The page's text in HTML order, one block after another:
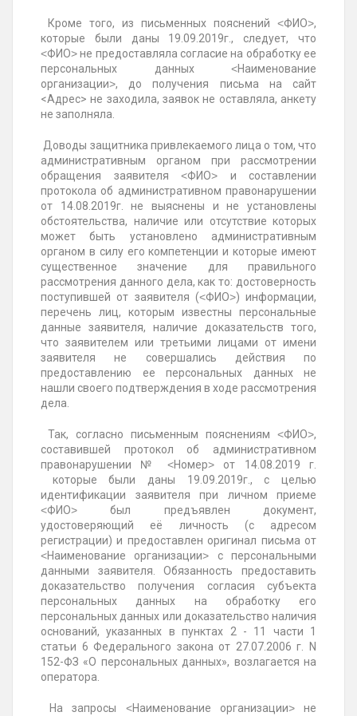
Кроме того, из письменных пояснений ˂ФИО˃,
которые были даны 19.09.2019г., следует, что
˂ФИО˃ не предоставляла согласие на обработку ее
персональных данных ˂Наименование
организации˃, до получения письма на сайт
<Адрес> не заходила, заявок не оставляла, анкету
не заполняла.
Доводы защитника привлекаемого лица о том, что
административным органом при рассмотрении
обращения заявителя ˂ФИО˃ и составлении
протокола об административном правонарушении
от 14.08.2019г. не выяснены и не установлены
обстоятельства, наличие или отсутствие которых
может быть установлено административным
органом в силу его компетенции и которые имеют
существенное значение для правильного
рассмотрения данного дела, как то: достоверность
поступившей от заявителя (˂ФИО˃) информации,
перечень лиц, которым известны персональные
данные заявителя, наличие доказательств того,
что заявителем или третьими лицами от имени
заявителя не совершались действия по
предоставлению ее персональных данных не
нашли своего подтверждения в ходе рассмотрения
дела.
Так, согласно письменным пояснениям ˂ФИО˃,
составившей протокол об административном
правонарушении № ˂Номер˃ от 14.08.2019 г.
которые были даны 19.09.2019г., с целью
идентификации заявителя при личном приеме
˂ФИО˃ был предъявлен документ,
удостоверяющий её личность (с адресом
регистрации) и предоставлен оригинал письма от
˂Наименование организации˃ с персональными
данными заявителя. Обязанность предоставить
доказательство получения согласия субъекта
персональных данных на обработку его
персональных данных или доказательство наличия
оснований, указанных в пунктах 2 - 11 части 1
статьи 6 Федерального закона от 27.07.2006 г. N
152-ФЗ «О персональных данных», возлагается на
оператора.
На запросы ˂Наименование организации˃ не